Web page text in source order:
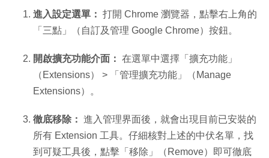
進入設定選單： 打開 Chrome 瀏覽器，點擊右上角的
「三點」（自訂及管理 Google Chrome）按鈕。
開啟擴充功能介面： 在選單中選擇「擴充功能」
（Extensions） > 「管理擴充功能」（Manage
Extensions）。
徹底移除： 進入管理界面後，就會出現目前已安裝的
所有 Extension 工具。仔細核對上述的中伏名單，找
到可疑工具後，點擊「移除」（Remove）即可徹底